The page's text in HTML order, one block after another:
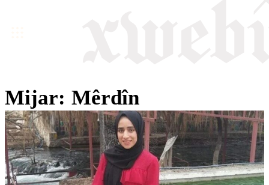
Mijar: Mêrdîn